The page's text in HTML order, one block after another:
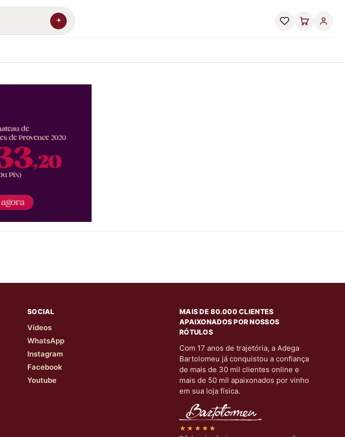
SOCIAL
Vídeos
WhatsApp
Instagram
Facebook
Youtube
MAIS DE 80.000 CLIENTES
APAIXONADOS POR NOSSOS
RÓTULOS
Com 17 anos de trajetória, a Adega
Bartolomeu já conquistou a confiança
de mais de 30 mil clientes online e
mais de 50 mil apaixonados por vinho
em sua loja física.
★★★★★